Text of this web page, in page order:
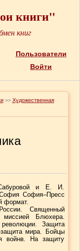
книги"
книг
Пользователи
Войти
>> Художественная
и Е. И.
София–Пресс
формат.
Священный
Блюхера.
революции. Защита
мира. Бойцы
войнв. На защиту